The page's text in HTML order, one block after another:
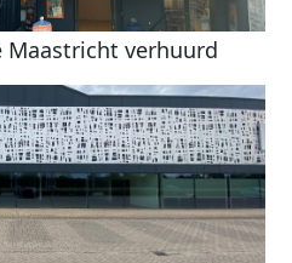
verhuurd